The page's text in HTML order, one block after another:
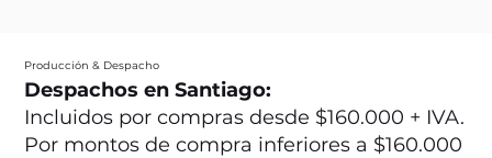
Producción & Despacho
Despachos en Santiago:
Incluidos por compras desde $160.000 + IVA.
Por montos de compra inferiores a $160.000